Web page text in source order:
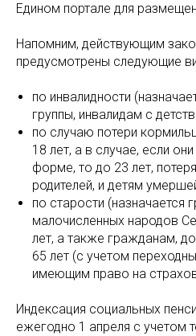
Едином портале для
Напомним, действующим
предусмотрены следующие
по инвалидности
группы, инвалидам с
по случаю потери
18 лет, а в случае, если
форме, то до 23 лет,
родителей, и детям
по старости (назначается
малочисленных народов
лет, а также гражданам,
65 лет (с учетом
имеющим право на
Индексация социальных
ежегодно 1 апреля с учетом